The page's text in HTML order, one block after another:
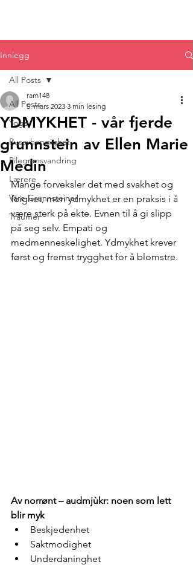
Innlegg
All Posts
Yoga
Rusavhengighet
Pilegrimsvandring
Lærere
Våre Grunnsteiner
Traumer
All Posts
YDMYKHET - vår fjerde
grunnstein av Ellen Marie
Medin
ram148
5. mars 2023 3 min lesing
Mange forveksler det med svakhet og
feighet, men ydmykhet er en praksis i å
være sterk på ekte. Evnen til å gi slipp
på seg selv. Empati og
medmenneskelighet. Ydmykhet krever
først og fremst trygghet for å blomstre.
Av norrønt – audmjùkr: noen som lett
blir myk
Beskjedenhet
Saktmodighet
Underdaninghet